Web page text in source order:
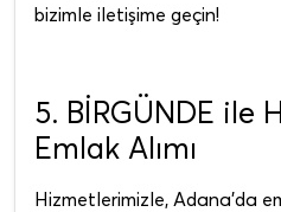
bizimle iletişime geçin!
5. BİRGÜNDE ile
Emlak Alımı
Hizmetlerimizle, Adana'da